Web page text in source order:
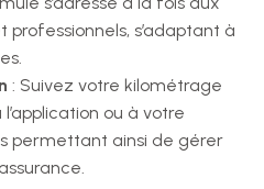
s’adaptant à
: Suivez votre kilométrage
ou à votre
permettant ainsi de gérer